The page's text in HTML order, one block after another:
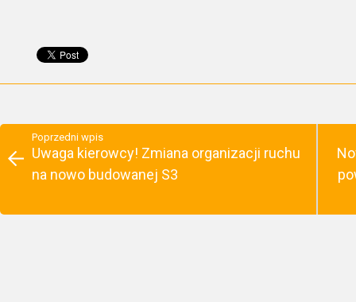
Poprzedni wpis
Uwaga kierowcy! Zmiana organizacji ruchu
na nowo budowanej S3